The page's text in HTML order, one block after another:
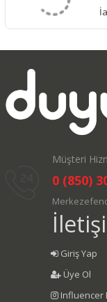
Müşteri
0 (850)
Giriş Yap
Üye Ol
Influencer